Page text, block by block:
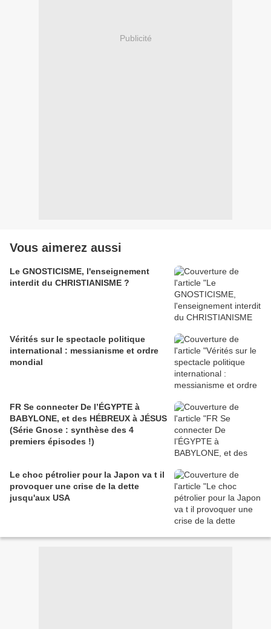
Publicité
Vous aimerez aussi
Le GNOSTICISME, l'enseignement
interdit du CHRISTIANISME ?
Vérités sur le spectacle politique
international : messianisme et ordre
mondial
FR Se connecter De l’ÉGYPTE à
BABYLONE, et des HÉBREUX à JÉSUS
(Série Gnose : synthèse des 4
premiers épisodes !)
Le choc pétrolier pour la Japon va t il
provoquer une crise de la dette
jusqu'aux USA